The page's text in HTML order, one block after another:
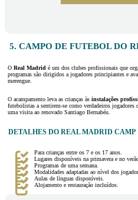
5. CAMPO DE FUTEBOL DO
O Real Madrid é um dos clubes profissionais que
programas são dirigidos a jogadores principiantes e
merengue.
O acampamento leva as crianças às instalações
futebolistas a sentirem-se como verdadeiros
uma visita ao renovado Santiago Bernabéu.
DETALHES DO REAL MADRID CAMP
Para crianças entre os 7 e os 17 anos.
Lugares disponíveis na primavera e no
Programas de uma semana.
Modalidades adaptadas ao nível dos
Aulas de línguas disponíveis.
Alojamento e restauração incluídos.